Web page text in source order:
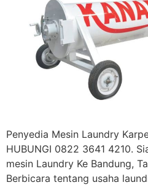
Penyedia Mesin Laundry
HUBUNGI 0822 3641 4210.
mesin Laundry Ke Bandung,
Berbicara tentang usaha